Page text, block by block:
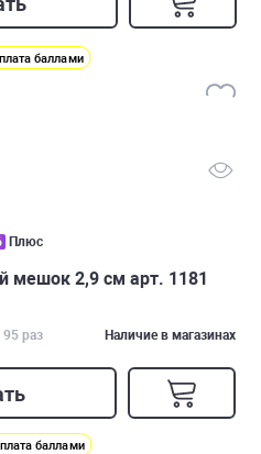
баллами
Плюс
мешок 2,9 см арт. 1181
95 раз Наличие в магазинах
баллами